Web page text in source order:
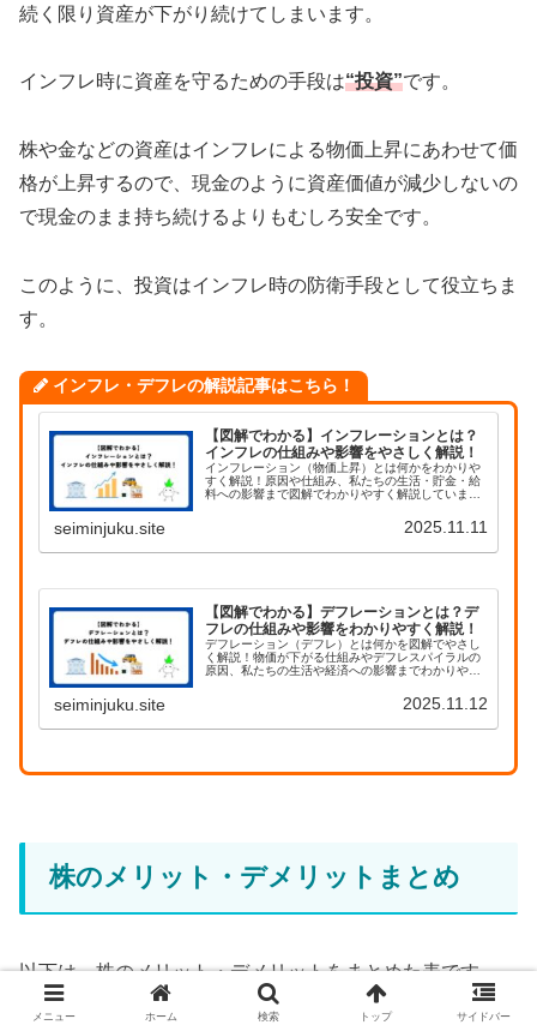
続く限り資産が下がり続けてしまいます。
インフレ時に資産を守るための手段は“投資”です。
株や金などの資産はインフレによる物価上昇にあわせて価
格が上昇するので、現金のように資産価値が減少しないの
で現金のまま持ち続けるよりもむしろ安全です。
このように、投資はインフレ時の防衛手段として役立ちま
す。
インフレ・デフレの解説記事はこちら！
【図解でわかる】インフレーションとは？
インフレの仕組みや影響をやさしく解説！
インフレーション（物価上昇）とは何かをわかりや
すく解説！原因や仕組み、私たちの生活・貯金・給
料への影響まで図解でわかりやすく解説していま
seiminjuku.site 2025.11.11
【図解でわかる】デフレーションとは？デ
フレの仕組みや影響をわかりやすく解説！
デフレーション（デフレ）とは何かを図解でやさし
く解説！物価が下がる仕組みやデフレスパイラルの
原因、私たちの生活や経済への影響までわかりやす
seiminjuku.site 2025.11.12
株のメリット・デメリットまとめ
以下は、株のメリット・デメリットをまとめた表です。
メニュー ホーム 検索 トップ サイドバー